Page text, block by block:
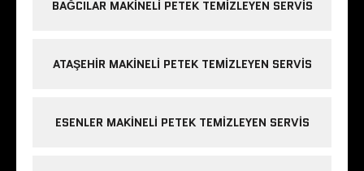
BAĞCILAR MAKINELI PETEK TEMIZLEYEN SERVIS
ATAŞEHIR MAKINELI PETEK TEMIZLEYEN SERVIS
ESENLER MAKINELI PETEK TEMIZLEYEN SERVIS